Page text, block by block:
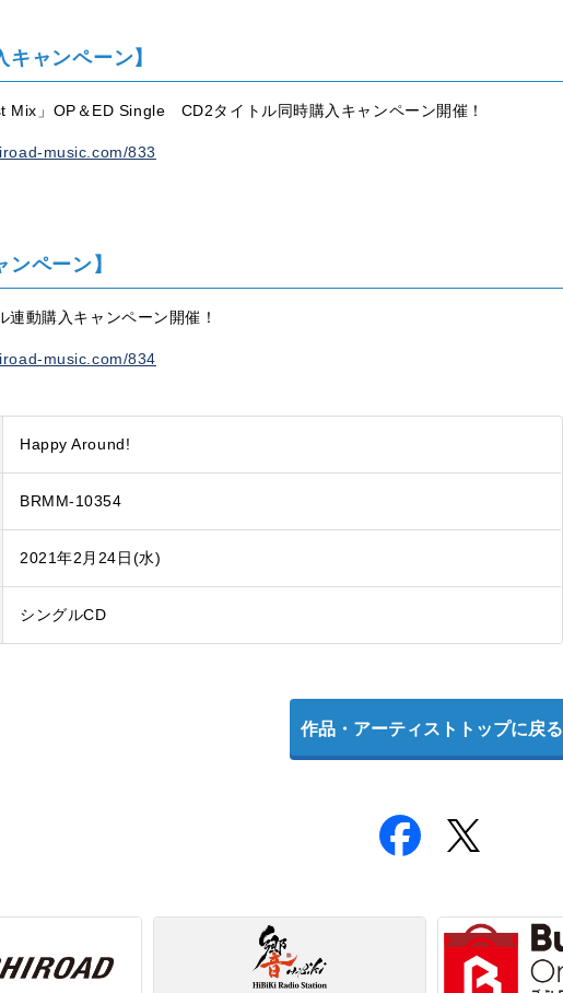
キャンペーン】
Mix」OP＆ED Single CD2タイトル同時購入キャンペーン開催！
music.com/833
ンペーン】
連動購入キャンペーン開催！
music.com/834
Happy Around!
BRMM-10354
2021年2月24日(水)
シングルCD
作品・アーティストトップに戻る